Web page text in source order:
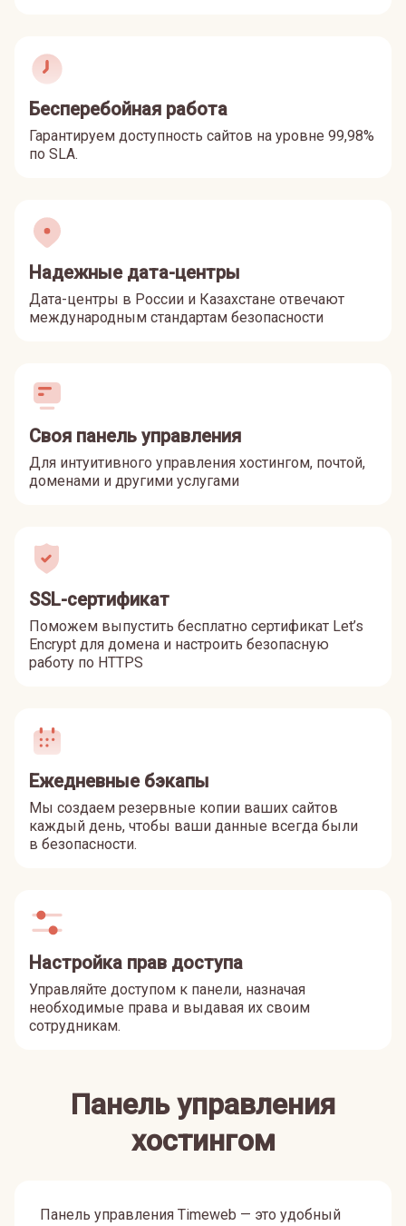
Бесперебойная работа
Гарантируем доступность сайтов на уровне 99,98%
по SLA.
Надежные дата-центры
Дата-центры в России и Казахстане отвечают
международным стандартам безопасности
Своя панель управления
Для интуитивного управления хостингом, почтой,
доменами и другими услугами
SSL-сертификат
Поможем выпустить бесплатно сертификат Let’s
Encrypt для домена и настроить безопасную
работу по HTTPS
Ежедневные бэкапы
Мы создаем резервные копии ваших сайтов
каждый день, чтобы ваши данные всегда были
в безопасности.
Настройка прав доступа
Управляйте доступом к панели, назначая
необходимые права и выдавая их своим
сотрудникам.
Панель управления
хостингом
Панель управления Timeweb — это удобный